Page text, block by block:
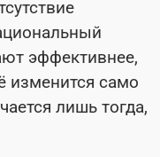
эффективнее,
изменится само
лишь тогда,